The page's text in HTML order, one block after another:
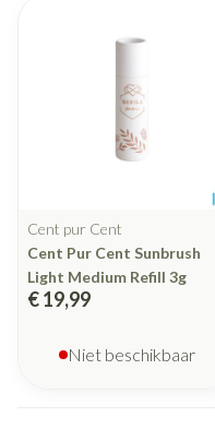
Cent pur Cent
Cent Pur Cent Sunbrush
Light Medium Refill 3g
€ 19,99
Niet beschikbaar